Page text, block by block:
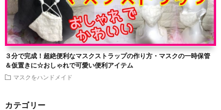
３分で完成！超絶便利なマスクストラップの作り方・マスクの一時保管
＆仮置きに☆おしゃれで可愛い便利アイテム
マスクをハンドメイド
カテゴリー